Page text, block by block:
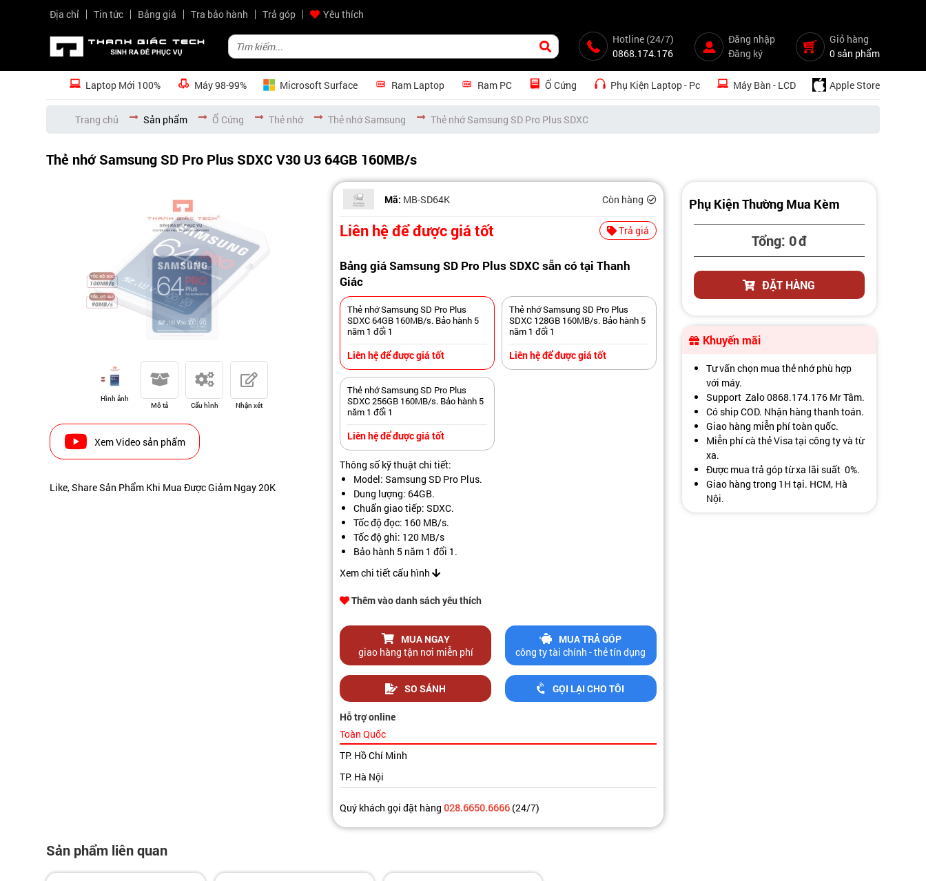
Địa chỉ Tin tức Bảng giá Tra bảo hành Trả góp
Yêu thích
Hotline (24/7)
0868.174.176
Đăng nhập
Đăng ký
Giỏ hàng
0 sản phẩm
Laptop Mới 100% Máy 98-99% Microsoft Surface Ram Laptop Ram PC Ổ Cứng Phụ Kiện Laptop - Pc Máy Bàn - LCD Apple Store
Trang chủ Sản phẩm Ổ Cứng Thẻ nhớ Thẻ nhớ Samsung Thẻ nhớ Samsung SD Pro Plus SDXC
Thẻ nhớ Samsung SD Pro Plus SDXC V30 U3 64GB 160MB/s
Hình ảnh
Mô tả Cấu hình Nhận xét
Xem Video sản phẩm
Like, Share Sản Phẩm Khi Mua Được Giảm Ngay 20K
Mã: MB-SD64K Còn hàng
Liên hệ để được giá tốt Trả giá
Bảng giá Samsung SD Pro Plus SDXC sẵn có tại Thanh
Giác
Thẻ nhớ Samsung SD Pro Plus
SDXC 64GB 160MB/s. Bảo hành 5
năm 1 đổi 1
Liên hệ để được giá tốt
Thẻ nhớ Samsung SD Pro Plus
SDXC 128GB 160MB/s. Bảo hành 5
năm 1 đổi 1
Liên hệ để được giá tốt
Thẻ nhớ Samsung SD Pro Plus
SDXC 256GB 160MB/s. Bảo hành 5
năm 1 đổi 1
Liên hệ để được giá tốt
Thông số kỹ thuật chi tiết:
Model: Samsung SD Pro Plus.
Dung lượng: 64GB.
Chuẩn giao tiếp: SDXC.
Tốc độ đọc: 160 MB/s.
Tốc độ ghi: 120 MB/s
Bảo hành 5 năm 1 đổi 1.
Xem chi tiết cấu hình
Thêm vào danh sách yêu thích
MUA NGAY
giao hàng tận nơi miễn phí
MUA TRẢ GÓP
công ty tài chính - thẻ tín dụng
SO SÁNH GỌI LẠI CHO TÔI
Hỗ trợ online
Toàn Quốc
TP. Hồ Chí Minh
TP. Hà Nội
Quý khách gọi đặt hàng028.6650.6666 (24/7)
Phụ Kiện Thường Mua Kèm
Tổng: 0đ
ĐẶT HÀNG
Khuyến mãi
Tư vấn chọn mua thẻ nhớ phù hợp
với máy.
Support Zalo 0868.174.176 Mr Tâm.
Có ship COD. Nhận hàng thanh toán.
Giao hàng miễn phí toàn quốc.
Miễn phí cà thẻ Visa tại công ty và từ
xa.
Được mua trả góp từ xa lãi suất 0%.
Giao hàng trong 1H tại. HCM, Hà
Nội.
Sản phẩm liên quan